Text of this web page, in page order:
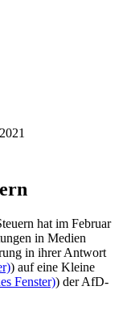
hat im Februar
in Medien
in ihrer Antwort
) auf eine Kleine
Fenster)) der AfD-